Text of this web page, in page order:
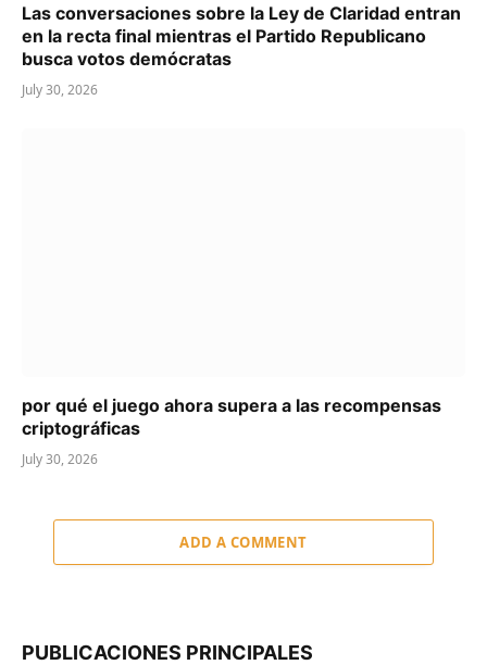
Las conversaciones sobre la Ley de Claridad entran
en la recta final mientras el Partido Republicano
busca votos demócratas
July 30, 2026
por qué el juego ahora supera a las recompensas
criptográficas
July 30, 2026
ADD A COMMENT
PUBLICACIONES PRINCIPALES